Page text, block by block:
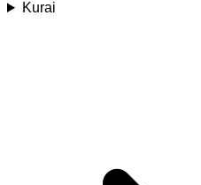
Kurai